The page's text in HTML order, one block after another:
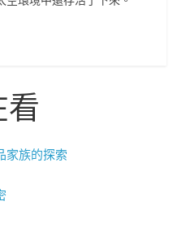
看
族的探索